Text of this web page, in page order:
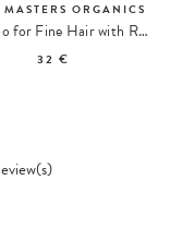
ORGANICS
Shampoo for Fine Hair with Rosemary and Peppermint
32 €